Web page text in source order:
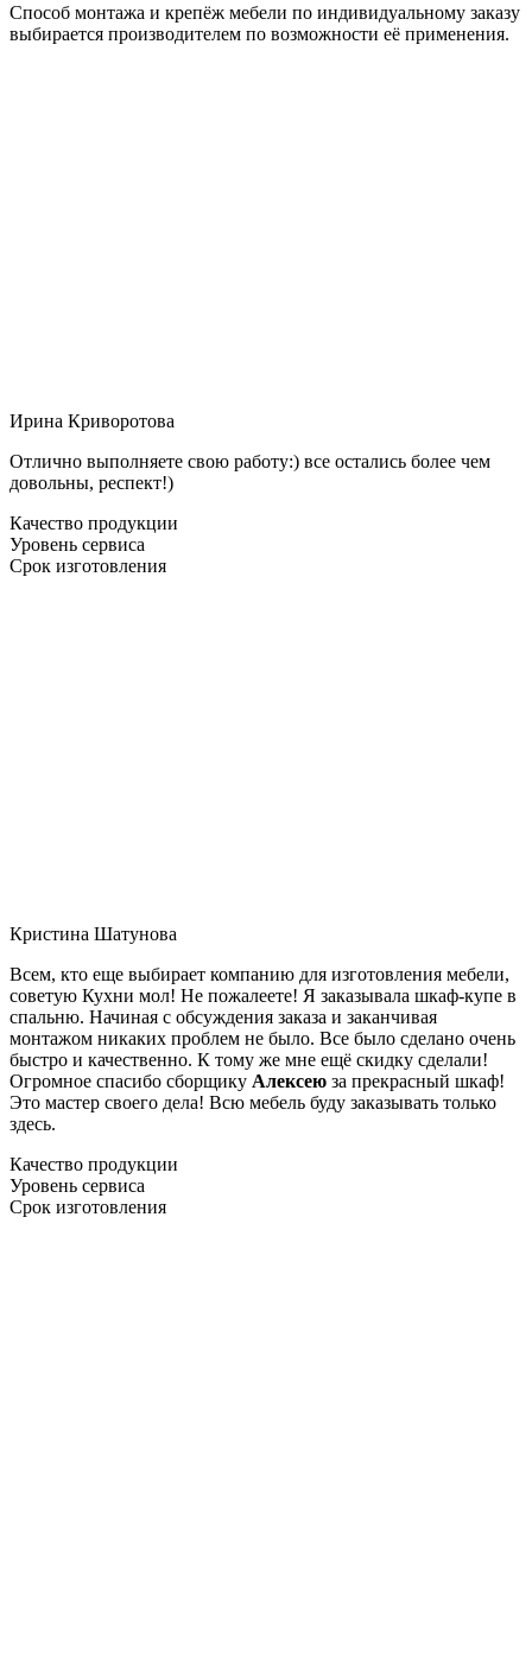
Способ монтажа и крепёж мебели по индивидуальному заказу
выбирается производителем по возможности её применения.
Ирина Криворотова
Отлично выполняете свою работу:) все остались более чем
довольны, респект!)
Качество продукции
Уровень сервиса
Срок изготовления
Кристина Шатунова
Всем, кто еще выбирает компанию для изготовления мебели,
советую Кухни мол! Не пожалеете! Я заказывала шкаф-купе в
спальню. Начиная с обсуждения заказа и заканчивая
монтажом никаких проблем не было. Все было сделано очень
быстро и качественно. К тому же мне ещё скидку сделали!
Огромное спасибо сборщику Алексею за прекрасный шкаф!
Это мастер своего дела! Всю мебель буду заказывать только
здесь.
Качество продукции
Уровень сервиса
Срок изготовления